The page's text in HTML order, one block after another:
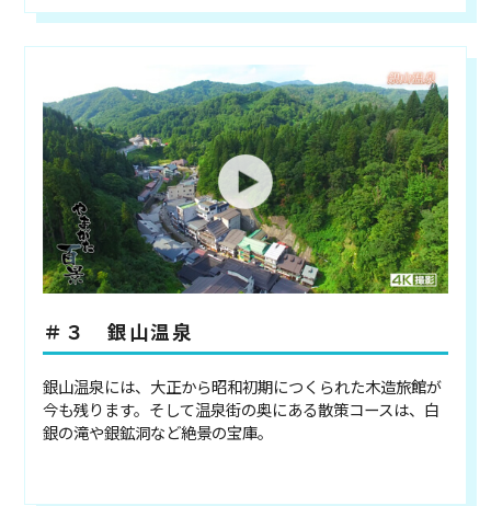
＃３ 銀山温泉
銀山温泉には、大正から昭和初期につくられた木造旅館が
今も残ります。そして温泉街の奥にある散策コースは、白
銀の滝や銀鉱洞など絶景の宝庫。